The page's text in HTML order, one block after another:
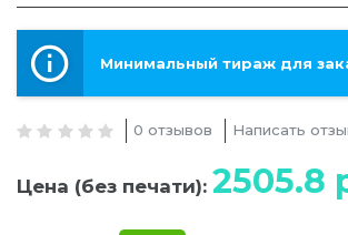
Минимальный тираж для
0 отзывов Написать
Цена (без печати): 2505.8